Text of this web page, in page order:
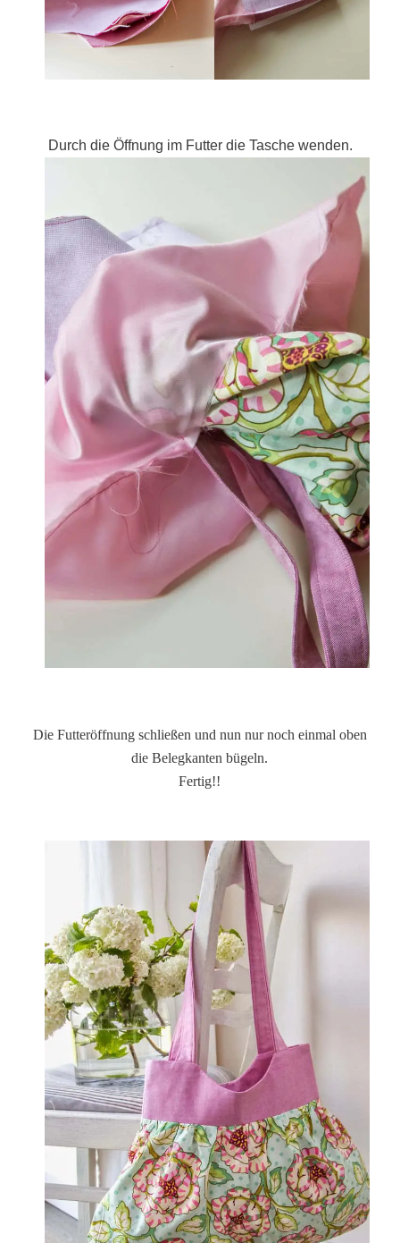
Durch die Öffnung im Futter die Tasche wenden.
Die Futteröffnung schließen und nun nur noch einmal oben
die Belegkanten bügeln.
Fertig!!